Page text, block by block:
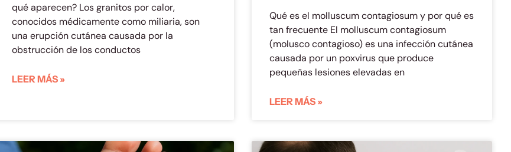
qué aparecen? Los granitos por calor,
conocidos médicamente como miliaria, son
una erupción cutánea causada por la
obstrucción de los conductos
LEER MÁS »
Qué es el molluscum contagiosum y por qué es
tan frecuente El molluscum contagiosum
(molusco contagioso) es una infección cutánea
causada por un poxvirus que produce
pequeñas lesiones elevadas en
LEER MÁS »